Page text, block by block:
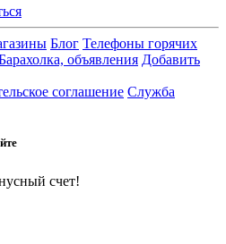
Блог Телефоны горячих
объявления Добавить
соглашение Служба
счет!